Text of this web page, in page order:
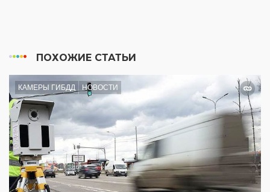
ПОХОЖИЕ СТАТЬИ
КАМЕРЫ ГИБДД НОВОСТИ